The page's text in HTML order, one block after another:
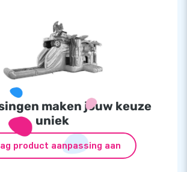
maken jouw keuze
uniek
product aanpassing aan